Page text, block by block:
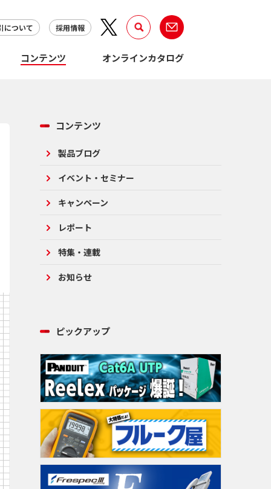
について 採用情報
コンテンツ オンラインカタログ
コンテンツ
製品ブログ
イベント・セミナー
キャンペーン
レポート
特集・連載
お知らせ
ピックアップ